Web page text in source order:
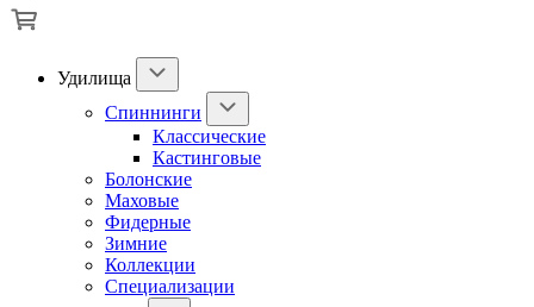
Удилища
Спиннинги
Классические
Кастинговые
Болонские
Маховые
Фидерные
Зимние
Коллекции
Специализации